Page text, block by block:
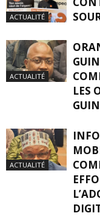
ACTUALITÉ
ACTUALITÉ
LES
ACTUALITÉ